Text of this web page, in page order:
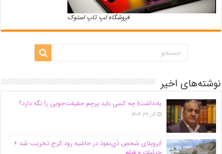
فروشگاه لپ تاپ استوک
نوشته‌های اخیر
یادداشت| ‌چه کسی باید پرچم حقیقت‌جویی را نگه دارد؟
آذر ۲۹, ۱۴۰۴
اَبَر‌ویلای شخص ذی‌نفوذ در حاشیه‌ رود کرج تخریب شد +